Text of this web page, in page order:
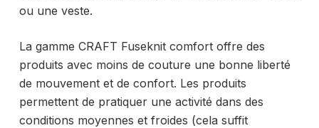
ou une veste.
La gamme CRAFT Fuseknit comfort offre des
produits avec moins de couture une bonne liberté
de mouvement et de confort. Les produits
permettent de pratiquer une activité dans des
conditions moyennes et froides (cela suffit